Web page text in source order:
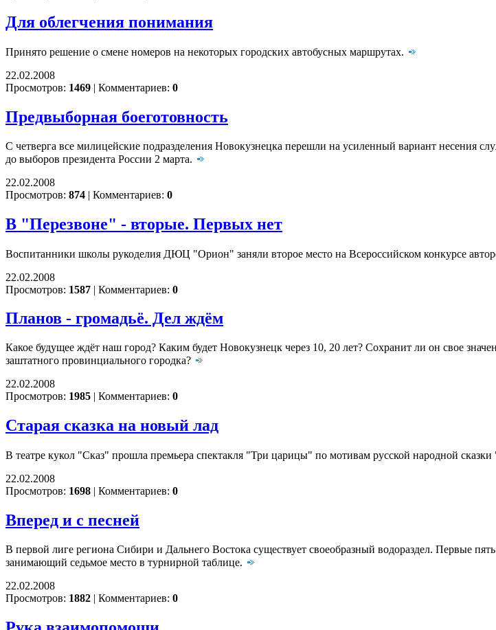
Для облегчения понимания
Принято решение о смене номеров на некоторых городских автобусных маршрутах.
22.02.2008
Просмотров: 1469 | Комментариев: 0
Предвыборная боеготовность
С четверга все милицейские подразделения Новокузнецка перешли на усиленный вариант несения
до выборов президента России 2 марта.
22.02.2008
Просмотров: 874 | Комментариев: 0
В "Перезвоне" - вторые. Первых нет
Воспитанники школы рукоделия ДЮЦ "Орион" заняли второе место на Всероссийском конкурсе
22.02.2008
Просмотров: 1587 | Комментариев: 0
Планов - громадьё. Дел ждём
Какое будущее ждёт наш город? Каким будет Новокузнецк через 10, 20 лет? Сохранит ли он свое
заштатного провинциального городка?
22.02.2008
Просмотров: 1985 | Комментариев: 0
Старая сказка на новый лад
В театре кукол "Сказ" прошла премьера спектакля "Три царицы" по мотивам русской народной
22.02.2008
Просмотров: 1698 | Комментариев: 0
Вперед и с песней
В первой лиге региона Сибири и Дальнего Востока существует своеобразный водораздел. Первые
занимающий седьмое место в турнирной таблице.
22.02.2008
Просмотров: 1882 | Комментариев: 0